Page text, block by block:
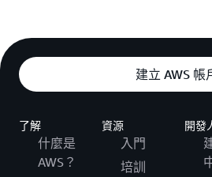
建立 AWS 帳
了解
什麼是
AWS？
資源
入門
培訓
開發